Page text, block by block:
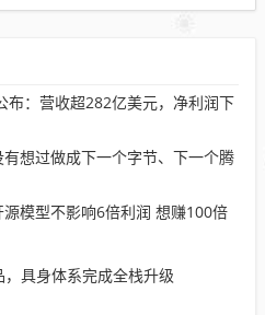
布：营收超282亿美元，净利润下
想过做成下一个字节、下一个腾
模型不影响6倍利润 想赚100倍
具身体系完成全栈升级